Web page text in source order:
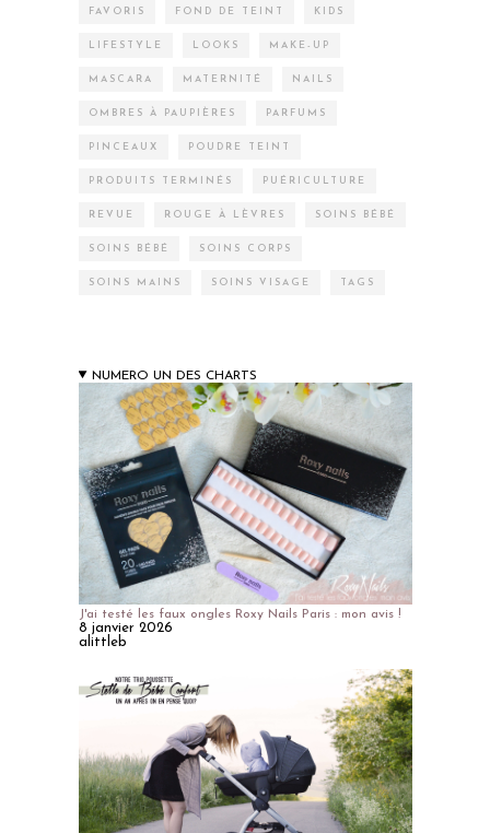
FAVORIS FOND DE TEINT KIDS
LIFESTYLE LOOKS MAKE-UP
MASCARA MATERNITÉ NAILS
OMBRES À PAUPIÈRES PARFUMS
PINCEAUX POUDRE TEINT
PRODUITS TERMINÉS PUÉRICULTURE
REVUE ROUGE À LÈVRES SOINS BÉBÉ
SOINS BÉBÉ SOINS CORPS
SOINS MAINS SOINS VISAGE TAGS
NUMERO UN DES CHARTS
J'ai testé les faux ongles Roxy Nails Paris : mon avis !
8 janvier 2026
alittleb